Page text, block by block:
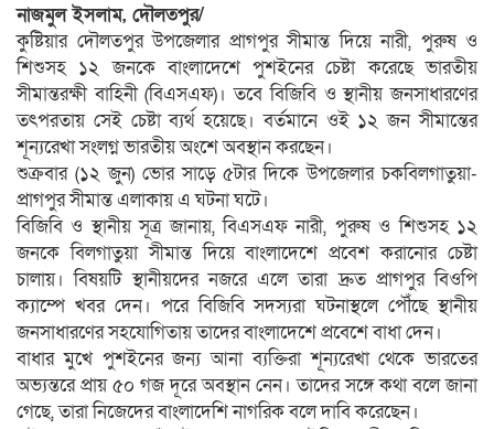
নাজমুল ইসলাম, দৌলতপুর/
কুষ্টিয়ার দৌলতপুর উপজেলার প্রাগপুর সীমান্ত দিয়ে নারী, পুরুষ ও
শিশুসহ ১২ জনকে বাংলাদেশে পুশইনের চেষ্টা করেছে ভারতীয়
সীমান্তরক্ষী বাহিনী (বিএসএফ)। তবে বিজিবি ও স্থানীয় জনসাধারণের
তৎপরতায় সেই চেষ্টা ব্যর্থ হয়েছে। বর্তমানে ওই ১২ জন সীমান্তের
শূন্যরেখা সংলগ্ন ভারতীয় অংশে অবস্থান করছেন।
শুক্রবার (১২ জুন) ভোর সাড়ে ৫টার দিকে উপজেলার চকবিলগাতুয়া-
প্রাগপুর সীমান্ত এলাকায় এ ঘটনা ঘটে।
বিজিবি ও স্থানীয় সূত্র জানায়, বিএসএফ নারী, পুরুষ ও শিশুসহ ১২
জনকে বিলগাতুয়া সীমান্ত দিয়ে বাংলাদেশে প্রবেশ করানোর চেষ্টা
চালায়। বিষয়টি স্থানীয়দের নজরে এলে তারা দ্রুত প্রাগপুর বিওপি
ক্যাম্পে খবর দেন। পরে বিজিবি সদস্যরা ঘটনাস্থলে পৌঁছে স্থানীয়
জনসাধারণের সহযোগিতায় তাদের বাংলাদেশে প্রবেশে বাধা দেন।
বাধার মুখে পুশইনের জন্য আনা ব্যক্তিরা শূন্যরেখা থেকে ভারতের
অভ্যন্তরে প্রায় ৫০ গজ দূরে অবস্থান নেন। তাদের সঙ্গে কথা বলে জানা
গেছে, তারা নিজেদের বাংলাদেশি নাগরিক বলে দাবি করেছেন।